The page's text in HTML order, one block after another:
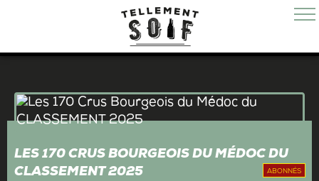
LES 170 CRUS BOURGEOIS DU MÉDOC DU
CLASSEMENT 2025
ABONNÉS